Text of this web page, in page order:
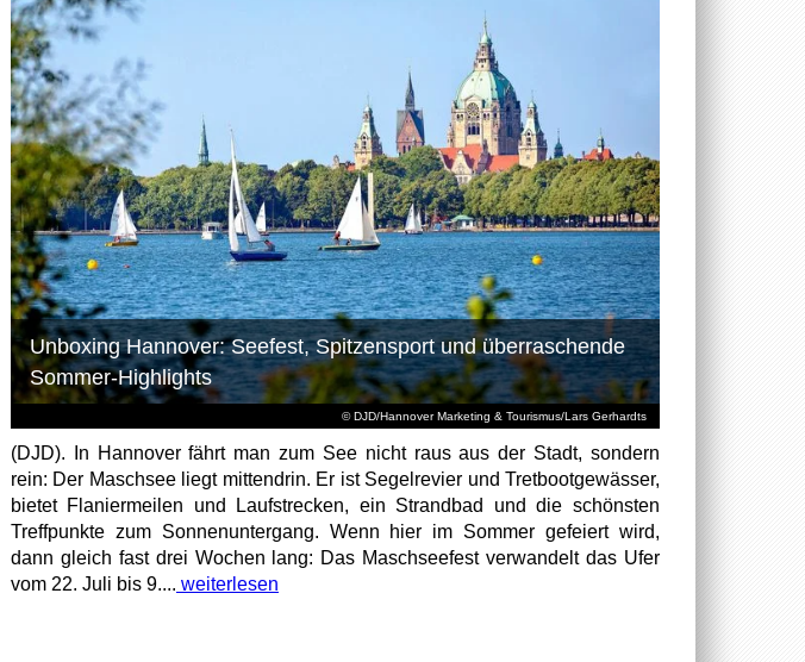
© DJD/Hannover Marketing & Tourismus/Lars Gerhardts
Unboxing Hannover: Seefest, Spitzensport und überraschende
Sommer-Highlights
(DJD). In Hannover fährt man zum See nicht raus aus der Stadt, sondern
rein: Der Maschsee liegt mittendrin. Er ist Segelrevier und Tretbootgewässer,
bietet Flaniermeilen und Laufstrecken, ein Strandbad und die schönsten
Treffpunkte zum Sonnenuntergang. Wenn hier im Sommer gefeiert wird,
dann gleich fast drei Wochen lang: Das Maschseefest verwandelt das Ufer
vom 22. Juli bis 9.... weiterlesen